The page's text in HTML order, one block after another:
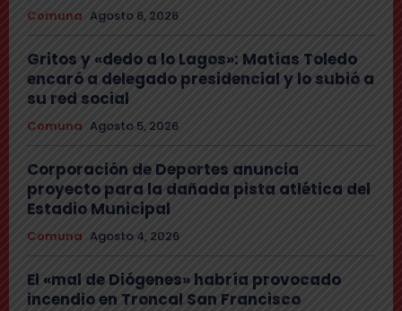
Comuna Agosto 6, 2026
Gritos y «dedo a lo Lagos»: Matías Toledo
encaró a delegado presidencial y lo subió a
su red social
Comuna Agosto 5, 2026
Corporación de Deportes anuncia
proyecto para la dañada pista atlética del
Estadio Municipal
Comuna Agosto 4, 2026
El «mal de Diógenes» habría provocado
incendio en Troncal San Francisco